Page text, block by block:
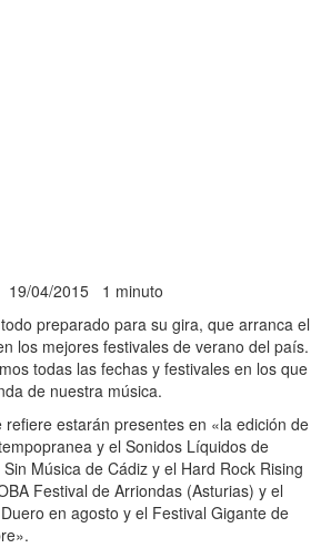
19/04/2015 1 minuto
preparado para su gira, que arranca el
los mejores festivales de verano del país.
todas las fechas y festivales en los que
de nuestra música.
refiere estarán presentes en «la edición de
y el Sonidos Líquidos de
Música de Cádiz y el Hard Rock Rising
Festival de Arriondas (Asturias) y el
en agosto y el Festival Gigante de